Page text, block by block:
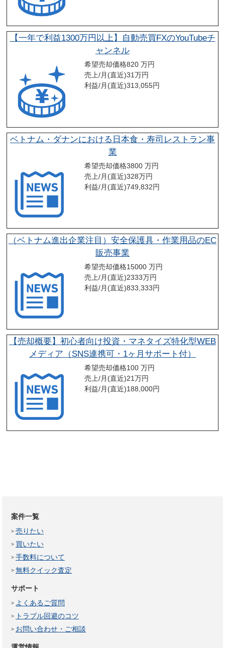
【一年で利益1300万円以上】自動売買FXのYouTubeチ
ャンネル
希望売却価格820 万円
売上/月(直近)31万円
利益/月(直近)313,055円
ベトナム・ダナンにおける日本食・寿司レストラン事
業
希望売却価格3800 万円
売上/月(直近)328万円
利益/月(直近)749,832円
（ベトナム進出企業注目）安全保護具・作業用品のEC
販売事業
希望売却価格15000 万円
売上/月(直近)2333万円
利益/月(直近)833,333円
【売却概要】初心者向け投資・マネタイズ特化型WEB
メディア（SNS連携可・1ヶ月サポート付）
希望売却価格100 万円
売上/月(直近)21万円
利益/月(直近)188,000円
案件一覧
売りたい
買いたい
手数料について
無料クイック査定
サポート
よくあるご質問
トラブル回避のコツ
お問い合わせ・ご相談